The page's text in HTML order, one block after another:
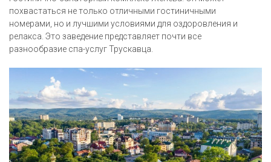
похвастаться не только отличными гостиничными
номерами, но и лучшими условиями для оздоровления и
релакса. Это заведение представляет почти все
разнообразие спа-услуг Трускавца.